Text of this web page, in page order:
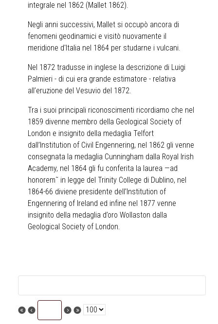
integrale nel 1862 (Mallet 1862).
Negli anni successivi, Mallet si occupò ancora di
fenomeni geodinamici e visitò nuovamente il
meridione d'Italia nel 1864 per studarne i vulcani.
Nel 1872 tradusse in inglese la descrizione di Luigi
Palmieri - di cui era grande estimatore - relativa
all’eruzione del Vesuvio del 1872.
Tra i suoi principali riconoscimenti ricordiamo che nel
1859 divenne membro della Geological Society of
London e insignito della medaglia Telfort
dall’Institution of Civil Engennering, nel 1862 gli venne
consegnata la medaglia Cunningham dalla Royal Irish
Academy, nel 1864 gli fu conferita la laurea —ad
honorem˜ in legge del Trinity College di Dublino, nel
1864-66 diviene presidente dell’Institution of
Engennering of Ireland ed infine nel 1877 venne
insignito della medaglia d’oro Wollaston dalla
Geological Society of London.